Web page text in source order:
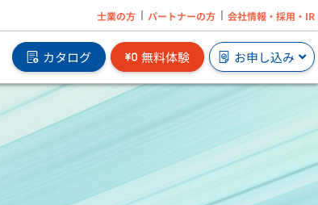
士業の方 パートナーの方 会社情報・採用・IR
プレで業務ソフトを2ヶ月無料体験から
カタログ 無料体験 お申し込み